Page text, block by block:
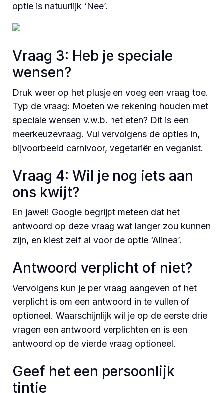
optie is natuurlijk ‘Nee’.
Vraag 3: Heb je speciale
wensen?
Druk weer op het plusje en voeg een vraag toe.
Typ de vraag: Moeten we rekening houden met
speciale wensen v.w.b. het eten? Dit is een
meerkeuzevraag. Vul vervolgens de opties in,
bijvoorbeeld carnivoor, vegetariër en veganist.
Vraag 4: Wil je nog iets aan
ons kwijt?
En jawel! Google begrijpt meteen dat het
antwoord op deze vraag wat langer zou kunnen
zijn, en kiest zelf al voor de optie ‘Alinea’.
Antwoord verplicht of niet?
Vervolgens kun je per vraag aangeven of het
verplicht is om een antwoord in te vullen of
optioneel. Waarschijnlijk wil je op de eerste drie
vragen een antwoord verplichten en is een
antwoord op de vierde vraag optioneel.
Geef het een persoonlijk
tintje